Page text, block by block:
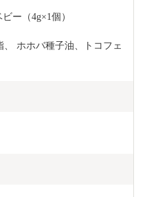
ー（4g×1個）
ホホバ種子油、トコフェ